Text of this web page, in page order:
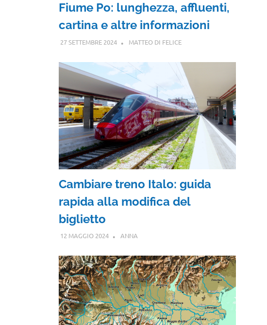
Fiume Po: lunghezza, affluenti,
cartina e altre informazioni
27 SETTEMBRE 2024 MATTEO DI FELICE
Cambiare treno Italo: guida
rapida alla modifica del
biglietto
12 MAGGIO 2024 ANNA